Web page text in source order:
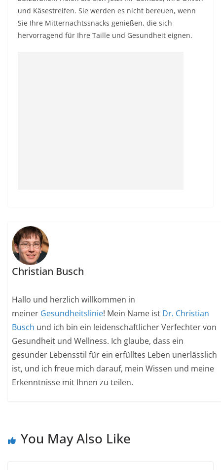
und Käsestreifen. Sie werden es nicht bereuen, wenn
Sie Ihre Mitternachtssnacks genießen, die sich
hervorragend für Ihre Taille und Gesundheit eignen.
Christian Busch
Hallo und herzlich willkommen in
meiner Gesundheitslinie! Mein Name ist Dr. Christian
Busch und ich bin ein leidenschaftlicher Verfechter von
Gesundheit und Wellness. Ich glaube, dass ein
gesunder Lebensstil für ein erfülltes Leben unerlässlich
ist, und ich freue mich darauf, mein Wissen und meine
Erkenntnisse mit Ihnen zu teilen.
You May Also Like